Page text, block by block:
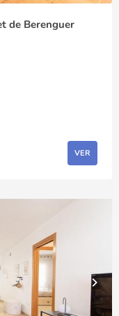
de Berenguer
VER